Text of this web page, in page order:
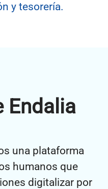
y tesorería.
Endalia
una plataforma
humanos que
digitalizar por